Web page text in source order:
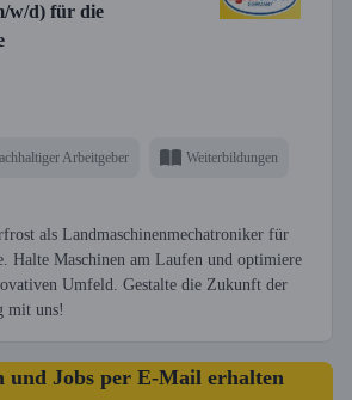
w/d) für die
Arbeitgeber Weiterbildungen
als Landmaschinenmechatroniker für
Halte Maschinen am Laufen und optimiere
Umfeld. Gestalte die Zukunft der
mit uns!
und Jobs per E-Mail erhalten